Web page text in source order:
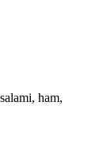
ham,